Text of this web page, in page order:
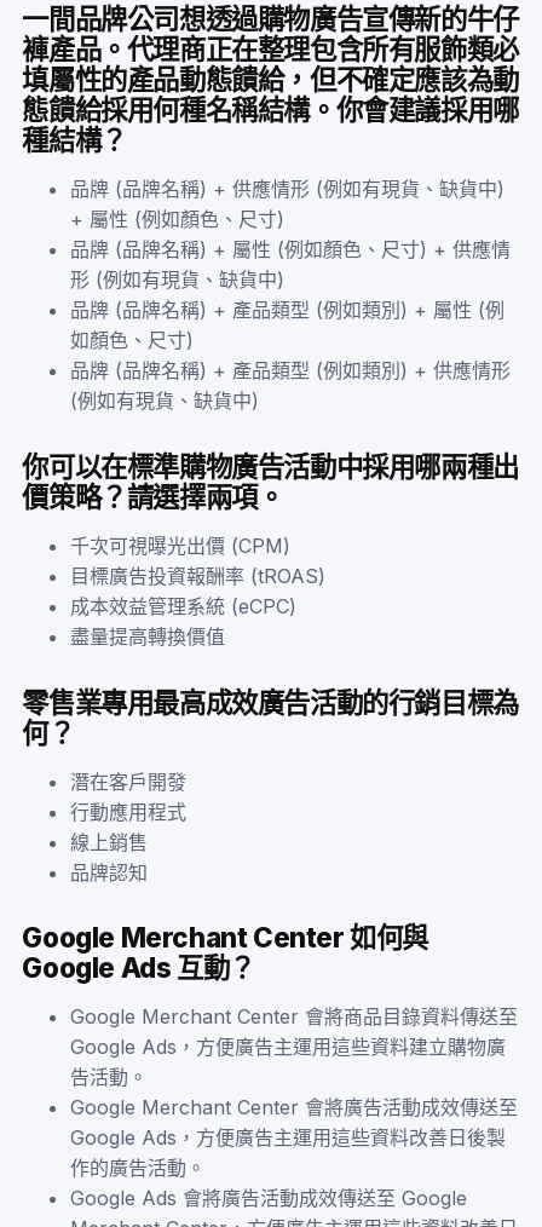
一間品牌公司想透過購物廣告宣傳新的牛仔
褲產品。代理商正在整理包含所有服飾類必
填屬性的產品動態饋給，但不確定應該為動
態饋給採用何種名稱結構。你會建議採用哪
種結構？
品牌 (品牌名稱) + 供應情形 (例如有現貨、缺貨中)
+ 屬性 (例如顏色、尺寸)
品牌 (品牌名稱) + 屬性 (例如顏色、尺寸) + 供應情
形 (例如有現貨、缺貨中)
品牌 (品牌名稱) + 產品類型 (例如類別) + 屬性 (例
如顏色、尺寸)
品牌 (品牌名稱) + 產品類型 (例如類別) + 供應情形
(例如有現貨、缺貨中)
你可以在標準購物廣告活動中採用哪兩種出
價策略？請選擇兩項。
千次可視曝光出價 (CPM)
目標廣告投資報酬率 (tROAS)
成本效益管理系統 (eCPC)
盡量提高轉換價值
零售業專用最高成效廣告活動的行銷目標為
何？
潛在客戶開發
行動應用程式
線上銷售
品牌認知
Google Merchant Center 如何與
Google Ads 互動？
Google Merchant Center 會將商品目錄資料傳送至
Google Ads，方便廣告主運用這些資料建立購物廣
告活動。
Google Merchant Center 會將廣告活動成效傳送至
Google Ads，方便廣告主運用這些資料改善日後製
作的廣告活動。
Google Ads 會將廣告活動成效傳送至 Google